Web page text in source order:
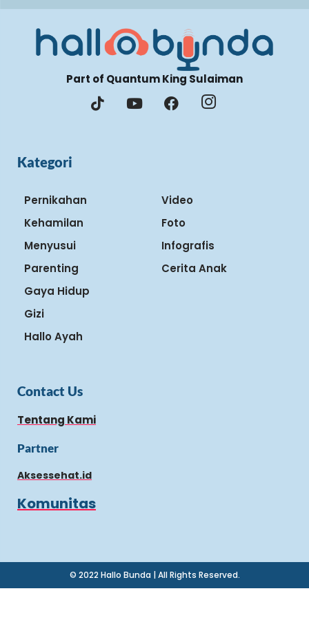
Part of Quantum King Sulaiman
Kategori
Pernikahan
Kehamilan
Menyusui
Parenting
Gaya Hidup
Gizi
Hallo Ayah
Video
Foto
Infografis
Cerita Anak
Contact Us
Tentang Kami
Partner
Aksessehat.id
Komunitas
© 2022 Hallo Bunda | All Rights Reserved.